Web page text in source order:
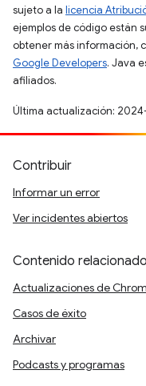
sujeto a la licencia
ejemplos de código están
obtener más información,
Google Developers. Java
afiliados.
Última actualización:
Contribuir
Informar un error
Ver incidentes abiertos
Contenido relacionado
Actualizaciones de
Casos de éxito
Archivar
Podcasts y programas